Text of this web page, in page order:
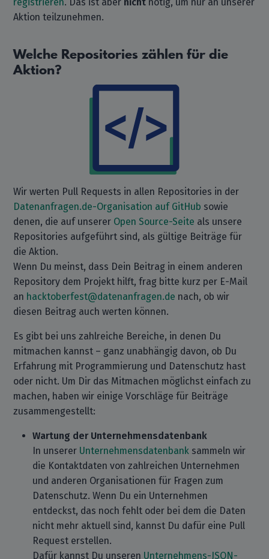
Aktion teilzunehmen.
Welche Repositories zählen für die
Aktion?
Wir werten Pull Requests in allen Repositories in der
Datenanfragen.de-Organisation auf GitHub sowie
denen, die auf unserer Open Source-Seite als unsere
Repositories aufgeführt sind, als gültige Beiträge für
die Aktion.
Wenn Du meinst, dass Dein Beitrag in einem anderen
Repository dem Projekt hilft, frag bitte kurz per E-Mail
an hacktoberfest@datenanfragen.de nach, ob wir
diesen Beitrag auch werten können.
Es gibt bei uns zahlreiche Bereiche, in denen Du
mitmachen kannst – ganz unabhängig davon, ob Du
Erfahrung mit Programmierung und Datenschutz hast
oder nicht. Um Dir das Mitmachen möglichst einfach zu
machen, haben wir einige Vorschläge für Beiträge
zusammengestellt:
Wartung der Unternehmensdatenbank
In unserer Unternehmensdatenbank sammeln wir
die Kontaktdaten von zahlreichen Unternehmen
und anderen Organisationen für Fragen zum
Datenschutz. Wenn Du ein Unternehmen
entdeckst, das noch fehlt oder bei dem die Daten
nicht mehr aktuell sind, kannst Du dafür eine Pull
Request erstellen.
Dafür kannst Du unseren Unternehmens-JSON-